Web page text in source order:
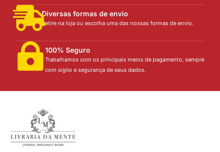
Diversas formas de envio
Retire na loja ou escolha uma das nossas formas de envio.
100% Seguro
Trabalhamos com os principais meios de pagamento, sempre
com sigilo e segurança de seus dados.